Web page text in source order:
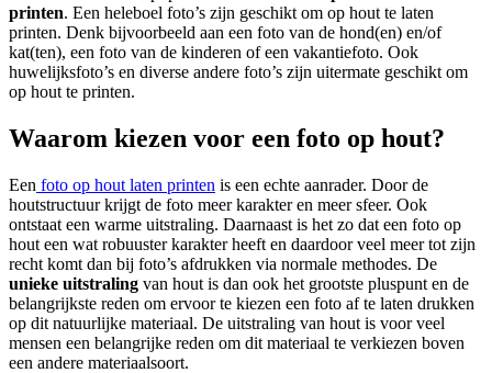
printen. Een heleboel foto’s zijn geschikt om op hout te laten
printen. Denk bijvoorbeeld aan een foto van de hond(en) en/of
kat(ten), een foto van de kinderen of een vakantiefoto. Ook
huwelijksfoto’s en diverse andere foto’s zijn uitermate geschikt om
op hout te printen.
Waarom kiezen voor een foto op hout?
Een foto op hout laten printen is een echte aanrader. Door de
houtstructuur krijgt de foto meer karakter en meer sfeer. Ook
ontstaat een warme uitstraling. Daarnaast is het zo dat een foto op
hout een wat robuuster karakter heeft en daardoor veel meer tot zijn
recht komt dan bij foto’s afdrukken via normale methodes. De
unieke uitstraling van hout is dan ook het grootste pluspunt en de
belangrijkste reden om ervoor te kiezen een foto af te laten drukken
op dit natuurlijke materiaal. De uitstraling van hout is voor veel
mensen een belangrijke reden om dit materiaal te verkiezen boven
een andere materiaalsoort.